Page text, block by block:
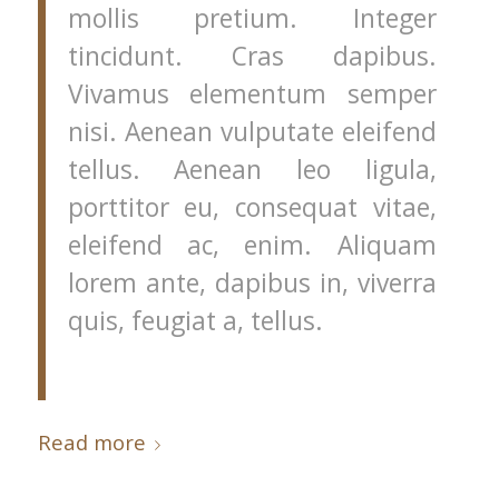
mollis pretium. Integer
tincidunt. Cras dapibus.
Vivamus elementum semper
nisi. Aenean vulputate eleifend
tellus. Aenean leo ligula,
porttitor eu, consequat vitae,
eleifend ac, enim. Aliquam
lorem ante, dapibus in, viverra
quis, feugiat a, tellus.
Read more